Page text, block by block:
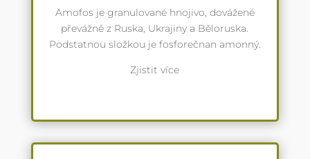
Amofos je granulované hnojivo, dovážené
převážně z Ruska, Ukrajiny a Běloruska.
Podstatnou složkou je fosforečnan amonný.
Zjistit více